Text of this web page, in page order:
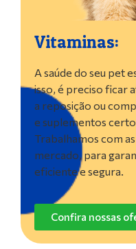
Vitaminas:
A saúde do seu pet
isso, é preciso ficar
a reposição ou
e suplementos
Trabalhamos com
mercado, para
eficiente e segura.
Confira nossas